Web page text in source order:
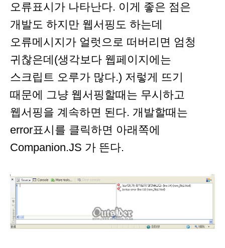
오류표시가 나타난다. 이게 좋은 점은
개발도 하지만 웹서핑도 하는데
오류메시지가 얼럿으로 떠버리면 엄청
귀찮은데(생각보다 웹페이지에는
스크립트 오루가 많다.) 저렇게 뜨기
때문에 그냥 웹서핑할때는 무시하고
웹서핑을 계속하면 된다. 개발할때는
error표시를 클릭하면 아래쪽에
Companion.JS 가 뜬다.